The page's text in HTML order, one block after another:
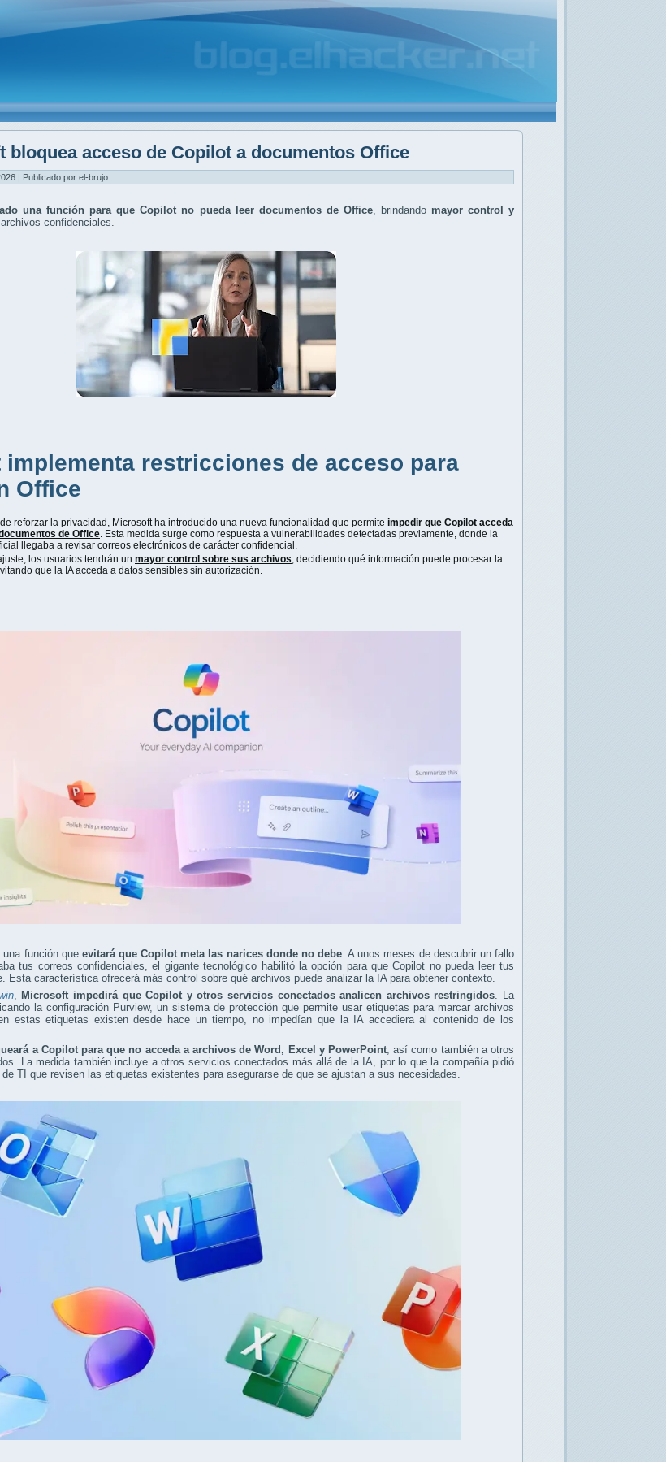
bloquea acceso de Copilot a documentos Office
| Publicado por el-brujo
una función para que Copilot no pueda leer documentos de Office, brindando mayor control y
confidenciales.
implementa restricciones de acceso para
Office
reforzar la privacidad, Microsoft ha introducido una nueva funcionalidad que permite impedir que Copilot acceda
de Office. Esta medida surge como respuesta a vulnerabilidades detectadas previamente, donde la
llegaba a revisar correos electrónicos de carácter confidencial.
los usuarios tendrán un mayor control sobre sus archivos , decidiendo qué información puede procesar la
que la IA acceda a datos sensibles sin autorización.
función que evitará que Copilot meta las narices donde no debe . A unos meses de descubrir un fallo
tus correos confidenciales, el gigante tecnológico habilitó la opción para que Copilot no pueda leer tus
Esta característica ofrecerá más control sobre qué archivos puede analizar la IA para obtener contexto.
, Microsoft impedirá que Copilot y otros servicios conectados analicen archivos restringidos. La
la configuración Purview, un sistema de protección que permite usar etiquetas para marcar archivos
estas etiquetas existen desde hace un tiempo, no impedían que la IA accediera al contenido de los
a Copilot para que no acceda a archivos de Word, Excel y PowerPoint , así como también a otros
La medida también incluye a otros servicios conectados más allá de la IA, por lo que la compañía pidió
TI que revisen las etiquetas existentes para asegurarse de que se ajustan a sus necesidades.